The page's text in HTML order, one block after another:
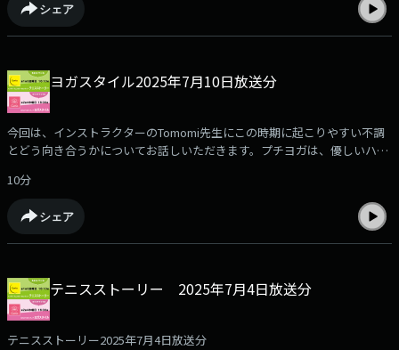
シェア
ヨガスタイル2025年7月10日放送分
今回は、インストラクターのTomomi先生にこの時期に起こりやすい不調
とどう向き合うかについてお話しいただきます。プチヨガは、優しいハト
10分
シェア
テニスストーリー 2025年7月4日放送分
テニスストーリー2025年7月4日放送分